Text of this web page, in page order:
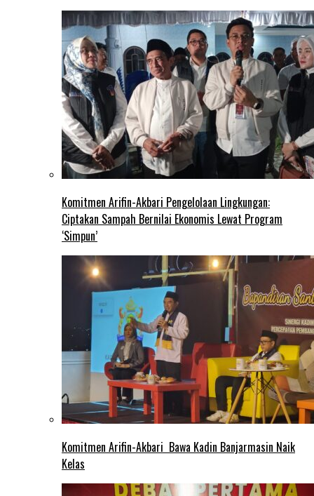
Komitmen Arifin-Akbari Pengelolaan Lingkungan:
Ciptakan Sampah Bernilai Ekonomis Lewat Program
‘Simpun’
Komitmen Arifin-Akbari Bawa Kadin Banjarmasin Naik
Kelas